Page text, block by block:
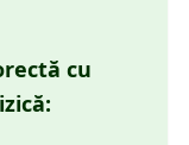
cu